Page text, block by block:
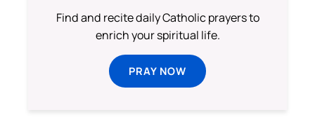
Find and recite daily Catholic prayers to
enrich your spiritual life.
PRAY NOW